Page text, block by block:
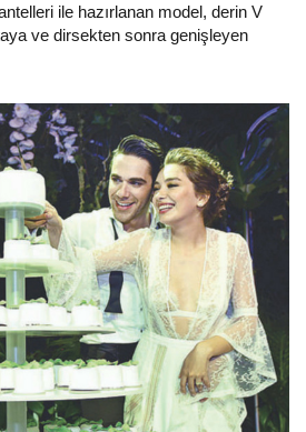
ile hazırlanan model, derin V
ve dirsekten sonra genişleyen